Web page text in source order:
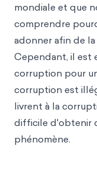
mondiale et que
comprendre
adonner afin de la
Cependant, il est
corruption pour
corruption est
livrent à la
difficile d'obtenir
phénomène.